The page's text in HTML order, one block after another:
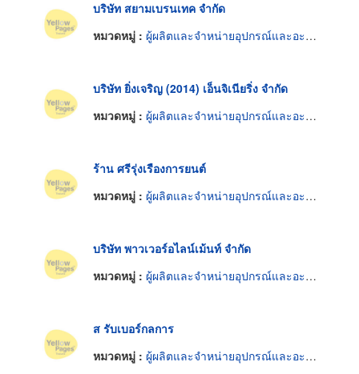
บริษัท สยามเบรนเทค จำกัด
หมวดหมู่ : ผู้ผลิตและจำหน่ายอุปกรณ์และอะไหล่ปั๊ม
บริษัท ยิ่งเจริญ (2014) เอ็นจิเนียริ่ง จำกัด
หมวดหมู่ : ผู้ผลิตและจำหน่ายอุปกรณ์และอะไหล่ปั๊ม
ร้าน ศรีรุ่งเรืองการยนต์
หมวดหมู่ : ผู้ผลิตและจำหน่ายอุปกรณ์และอะไหล่ปั๊ม
บริษัท พาวเวอร์อไลน์เม้นท์ จำกัด
หมวดหมู่ : ผู้ผลิตและจำหน่ายอุปกรณ์และอะไหล่ปั๊ม
ส รับเบอร์กลการ
หมวดหมู่ : ผู้ผลิตและจำหน่ายอุปกรณ์และอะไหล่ปั๊ม